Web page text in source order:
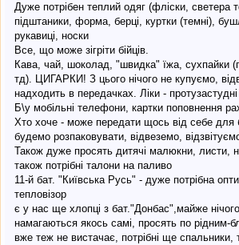
Дуже потрібен теплий одяг (фліски, светера
підштаники, форма, берці, куртки (темні),
рукавиці, носки
Все, що може зігріти бійців.
Кава, чай, шоколад, "швидка" їжа, сухпайки
тд). ЦИГАРКИ! З цього нічого не купуємо,
надходить в передачках. Ліки - протузастудні
Б\у мобільні телефони, картки поповнення
Хто хоче - може передати щось від себе для
будемо розпаковувати, відвеземо,
Також дуже просять дитячі малюкни, листи,
також потрібні талони на паливо
11-й бат. "Київська Русь" - дуже потрібна
тепловізор
є у нас ще хлопці з бат."Донбас",майже
намагаються якось самі, просять по рідним-
вже теж не вистачає, потрібні ще спальники,